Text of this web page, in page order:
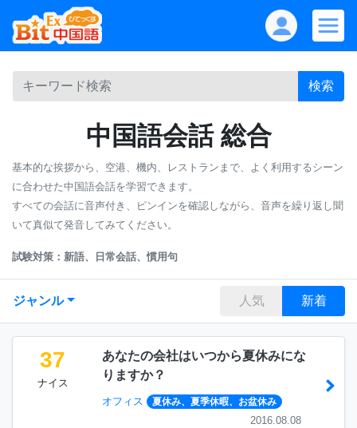
検索
中国語会話 総合
基本的な挨拶から、空港、機内、レストランまで、よく利用するシーン
に合わせた中国語会話を学習できます。
すべての会話に音声付き、ピンインを確認しながら、音声を繰り返し聞
いて真似て発音してみてください。
試験対策：新語、日常会話、慣用句
ジャンル 人気 新着
37
ナイス
あなたの会社はいつから夏休みにな
りますか？
オフィス 夏休み、夏季休暇、お盆休み
2016.08.08